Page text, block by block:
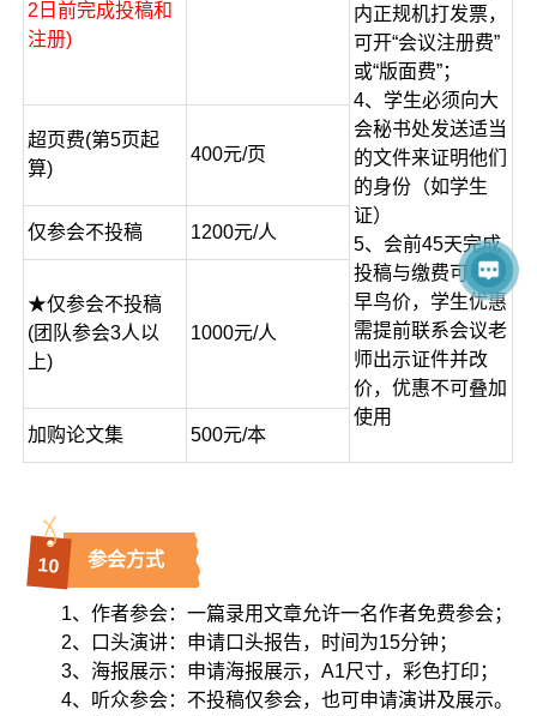
内正规机打发票，
可开“会议注册费”
或“版面费”；
4、学生必须向大
会秘书处发送适当
的文件来证明他们
的身份（如学生
证）
5、会前45天完成
投稿与缴费可享受
早鸟价，学生优惠
需提前联系会议老
师出示证件并改
价，优惠不可叠加
使用
2日前完成投稿和
注册)
超页费(第5页起
算)
400元/页
仅参会不投稿 1200元/人
★仅参会不投稿
(团队参会3人以
上)
1000元/人
加购论文集 500元/本
10 参会方式
1、作者参会：一篇录用文章允许一名作者免费参会；
2、口头演讲：申请口头报告，时间为15分钟；
3、海报展示：申请海报展示，A1尺寸，彩色打印；
4、听众参会：不投稿仅参会，也可申请演讲及展示。